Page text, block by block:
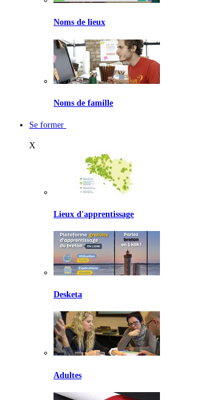
Noms de lieux
Noms de famille
Se former
X
Lieux d'apprentissage
Desketa
Adultes